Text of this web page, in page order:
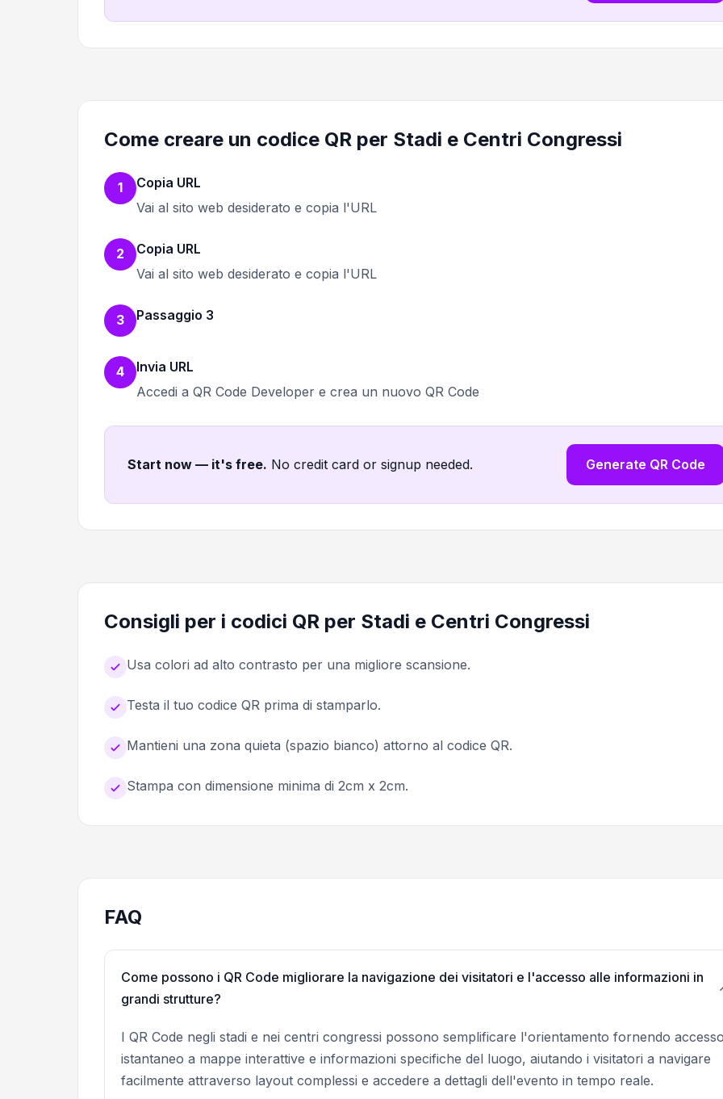
Come creare un codice QR per Stadi e Centri Congressi
1
Copia URL
Vai al sito web desiderato e copia l'URL
2
Copia URL
Vai al sito web desiderato e copia l'URL
3 Passaggio 3
4
Invia URL
Accedi a QR Code Developer e crea un nuovo QR Code
Start now — it's free. No credit card or signup needed. Generate QR Code
Consigli per i codici QR per Stadi e Centri Congressi
Usa colori ad alto contrasto per una migliore scansione.
Testa il tuo codice QR prima di stamparlo.
Mantieni una zona quieta (spazio bianco) attorno al codice QR.
Stampa con dimensione minima di 2cm x 2cm.
FAQ
Come possono i QR Code migliorare la navigazione dei visitatori e l'accesso alle informazioni in
grandi strutture?
I QR Code negli stadi e nei centri congressi possono semplificare l'orientamento fornendo
istantaneo a mappe interattive e informazioni specifiche del luogo, aiutando i visitatori a navigare
facilmente attraverso layout complessi e accedere a dettagli dell'evento in tempo reale.